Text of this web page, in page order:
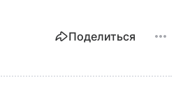
Поделиться